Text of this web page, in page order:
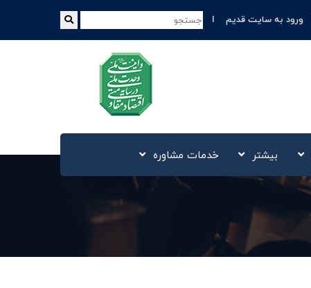
ورود به سایت قدیم
بیشتر خدمات مشاوره